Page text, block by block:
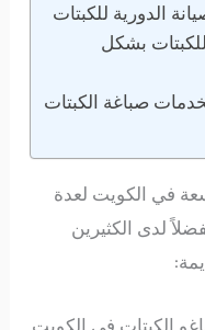
الدورية للكبتات
بشكل
صباغة الكبتات
في الكويت لعدة
لدى الكثيرين